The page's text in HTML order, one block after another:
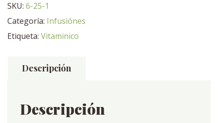
cantidad
SKU: 6-25-1
Categoría: Infusiónes
Etiqueta: Vitaminico
Descripción
Descripción